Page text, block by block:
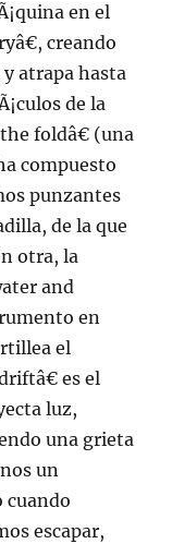
en el
creando
atrapa hasta
de la
foldâ€ (una
compuesto
punzantes
de la que
otra, la
and
en
el
es el
luz,
una grieta
un
cuando
escapar,